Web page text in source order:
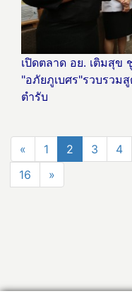
เปิดตลาด อย. เติมสุ
"อภัยภูเบศร"รวบรวม
ตำรับ
« 1 2 3 4
16
»